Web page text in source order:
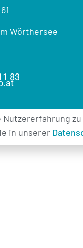
Wörthersee
83
Nutzererfahrung
in unserer